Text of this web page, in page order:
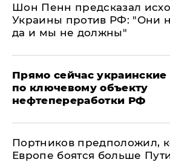
Шон Пенн предсказал
Украины против РФ: "Они
да и мы не должны"
Прямо сейчас
по ключевому объекту
нефтепереработки РФ
Портников предположил,
Европе боятся больше